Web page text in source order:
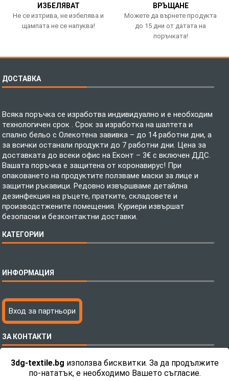
3dg-textile.bg използва бисквитки. За да продължите
по-нататък, е необходимо Вашето съгласие.
ИЗБЕЛЯВАТ
Не се изтрива, не избелява и
щампата не се напуква!
ВРЪЩАНЕ
Можете да върнете продукта
до 15 дни от датата на
поръчката!
ДОСТАВКА
Всяка поръчка се изработва индивидуално и е необходим
технологичен срок . Срок за изработка на шалтета и
спално бельо с Олекотена завивка – до 14 работни дни, а
за всички останали продукти до 7 работни дни. Цена за
доставката до всеки офис на Еконт – 3€ с включен ДДС.
Вашата поръчка е защитена от коронавирус! При
опаковането на продуктите ползваме маски за лице и
защитни ръкавици. Редовно извършваме детайлна
дезинфекция на ръцете, пратките, складовете и
производстжените помещения. Куриери извършат
безопасни и безконтактни доставки.
КАТЕГОРИИ
Бебешки спални комплекти
Тениски с пълноцветен печат
Хавлиени кърпи
Пончо за водни спортове
Микрофибърни Велурени Кърпи
Детски пончота
ИНФОРМАЦИЯ
Технология на печатане
Файлове за печат
Как да поръчам?
С какво сме различни?
Контакти
Вход за партньори
ЗА КОНТАКТИ
Телефон:0892 26 04 34 / 0896 57 42 42